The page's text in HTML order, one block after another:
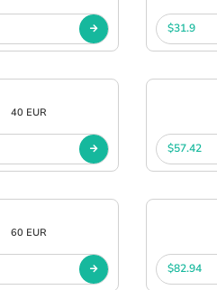
$31.9
40 EUR
$57.42
60 EUR
$82.94